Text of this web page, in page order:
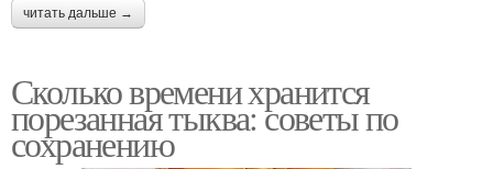
читать дальше →
Сколько времени хранится
порезанная тыква: советы по
сохранению